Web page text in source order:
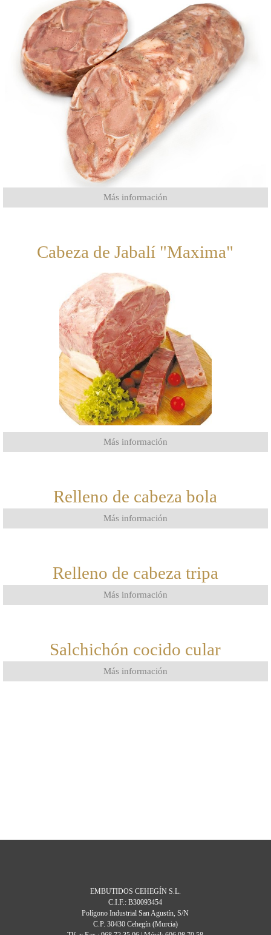
Más información
Cabeza de Jabalí "Maxima"
Más información
Relleno de cabeza bola
Más información
Relleno de cabeza tripa
Más información
Salchichón cocido cular
Más información
EMBUTIDOS CEHEGÍN S.L.
C.I.F.: B30093454
Polígono Industrial San Agustín, S/N
C.P. 30430 Cehegín (Murcia)